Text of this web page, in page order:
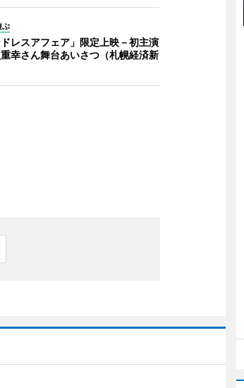
ぶ
ドレスアフェア」限定上映－初主演
幸さん舞台あいさつ（札幌経済新